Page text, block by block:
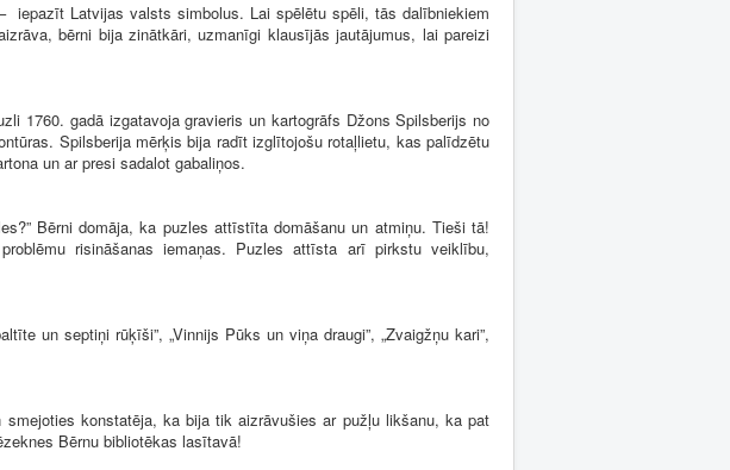
Latvijas valsts simbolus. Lai spēlētu spēli, tās dalībniekiem
bērni bija zinātkāri, uzmanīgi klausījās jautājumus, lai pareizi
1760. gadā izgatavoja gravieris un kartogrāfs Džons Spilsberijs no
Spilsberija mērķis bija radīt izglītojošu rotaļlietu, kas palīdzētu
un ar presi sadalot gabaliņos.
Bērni domāja, ka puzles attīstīta domāšanu un atmiņu. Tieši tā!
risināšanas iemaņas. Puzles attīsta arī pirkstu veiklību,
un septiņi rūķīši”, „Vinnijs Pūks un viņa draugi”, „Zvaigžņu kari”,
konstatēja, ka bija tik aizrāvušies ar pužļu likšanu, ka pat
Bērnu bibliotēkas lasītavā!